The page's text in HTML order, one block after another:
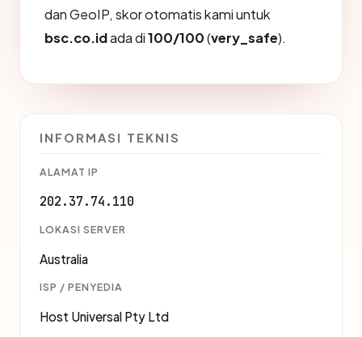
dan GeoIP, skor otomatis kami untuk
bsc.co.idada di100/100(very_safe).
INFORMASI TEKNIS
ALAMAT IP
202.37.74.110
LOKASI SERVER
Australia
ISP / PENYEDIA
Host Universal Pty Ltd